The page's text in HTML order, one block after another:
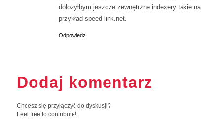
dołożyłbym jeszcze zewnętrzne indexery takie na
przykład speed-link.net.
Odpowiedz
Dodaj komentarz
Chcesz się przyłączyć do dyskusji?
Feel free to contribute!